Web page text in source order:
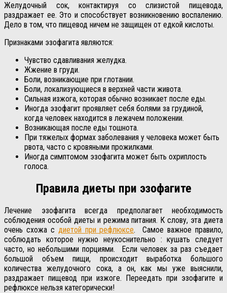
Желудочный сок, контактируя со слизистой пищевода,
раздражает ее. Это и способствует возникновению воспалению.
Дело в том, что пищевод ничем не защищен от едкой кислоты.
Признаками эзофагита являются:
Чувство сдавливания желудка.
Жжение в груди.
Боли, возникающие при глотании.
Боли, локализующиеся в верхней части живота.
Сильная изжога, которая обычно возникает после еды.
Иногда эзофагит проявляет себя болями за грудиной,
когда человек находится в лежачем положении.
Возникающая после еды тошнота.
При тяжелых формах заболевания у человека может быть
рвота, часто с кровяными прожилками.
Иногда симптомом эзофагита может быть охриплость
голоса.
Правила диеты при эзофагите
Лечение эзофагита всегда предполагает необходимость
соблюдения особой диеты и режима питания. К слову, эта диета
очень схожа с диетой при рефлюксе.
Самое важное правило,
соблюдать которое нужно неукоснительно : кушать следует
часто, но небольшими порциями.
Если человек за раз съедает
большой объем пищи, происходит выработка большого
количества желудочного сока, а он, как мы уже выяснили,
раздражает пищевод при изжоге. Переедать при эзофагите и
рефлюксе нельзя категорически!